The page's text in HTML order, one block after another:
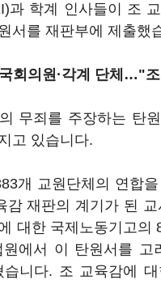
과 학계 인사들이 조
서를 재판부에 제출했
회의원·각계 단체…"
무죄를 주장하는 탄
고 있습니다.
개 교원단체의 연합
감 재판의 계기가 된
대한 국제노동기고의
에서 이 탄원서를 고
습니다. 조 교육감에